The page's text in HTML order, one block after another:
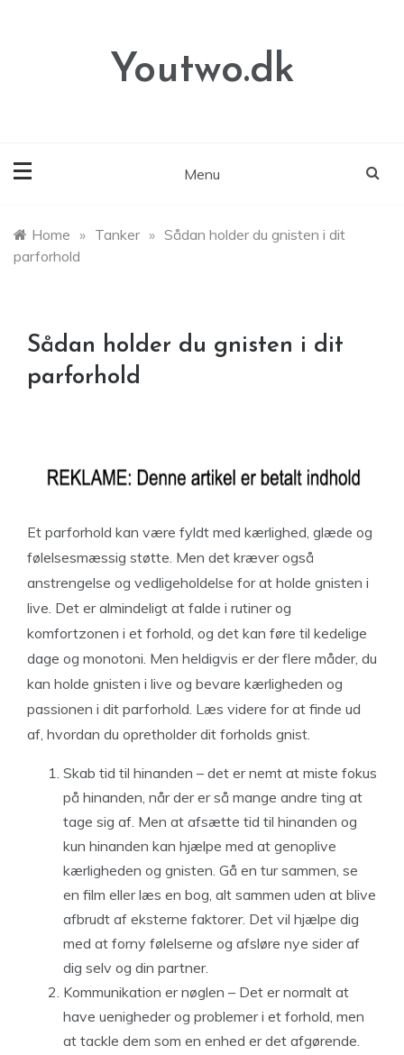
Youtwo.dk
Menu
Home » Tanker » Sådan holder du gnisten i dit
parforhold
Sådan holder du gnisten i dit
parforhold
Et parforhold kan være fyldt med kærlighed, glæde og
følelsesmæssig støtte. Men det kræver også
anstrengelse og vedligeholdelse for at holde gnisten i
live. Det er almindeligt at falde i rutiner og
komfortzonen i et forhold, og det kan føre til kedelige
dage og monotoni. Men heldigvis er der flere måder, du
kan holde gnisten i live og bevare kærligheden og
passionen i dit parforhold. Læs videre for at finde ud
af, hvordan du opretholder dit forholds gnist.
Skab tid til hinanden – det er nemt at miste fokus
på hinanden, når der er så mange andre ting at
tage sig af. Men at afsætte tid til hinanden og
kun hinanden kan hjælpe med at genoplive
kærligheden og gnisten. Gå en tur sammen, se
en film eller læs en bog, alt sammen uden at blive
afbrudt af eksterne faktorer. Det vil hjælpe dig
med at forny følelserne og afsløre nye sider af
dig selv og din partner.
Kommunikation er nøglen – Det er normalt at
have uenigheder og problemer i et forhold, men
at tackle dem som en enhed er det afgørende.